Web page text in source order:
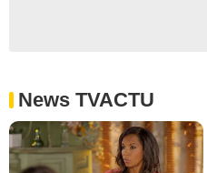
News TVACTU